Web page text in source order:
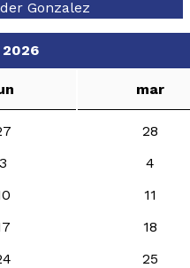
Gonzalez
mar
28
3
4
11
18
25